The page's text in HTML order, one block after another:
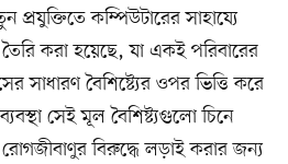
কম্পিউটারের সাহায্যে
করা হয়েছে, যা একই পরিবারের
বৈশিষ্ট্যের ওপর ভিত্তি করে
সেই মূল বৈশিষ্ট্যগুলো চিনে
বিরুদ্ধে লড়াই করার জন্য